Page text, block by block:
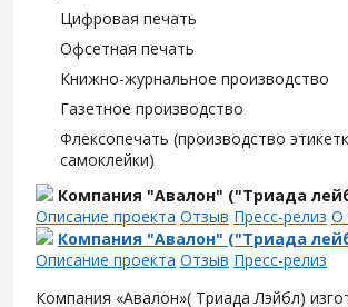
Цифровая печать
Офсетная печать
Книжно-журнальное производство
Газетное производство
Флексопечать (производство
самоклейки)
Компания "Авалон" ("Триада
Описание проекта Отзыв Пресс-релиз О
Компания "Авалон" ("Триада
Описание проекта Отзыв Пресс-релиз
Компания «Авалон»( Триада Лэйбл)